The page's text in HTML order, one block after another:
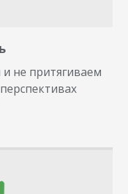
не притягиваем